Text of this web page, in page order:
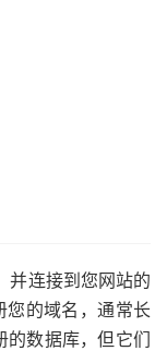
并连接到您网站的
您的域名，通常长
的数据库，但它们